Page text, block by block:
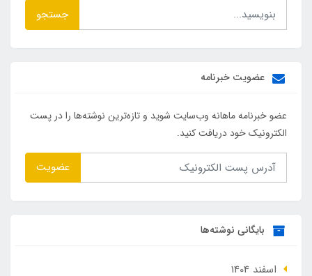
جستجو
عضویت خبرنامه
عضو خبرنامه ماهانه وب‌سایت شوید و تازه‌ترین نوشته‌ها را در پست
الکترونیک خود دریافت کنید.
عضویت
بایگانی نوشته‌ها
اسفند 1404